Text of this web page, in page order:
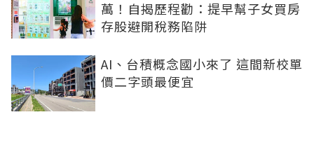
萬！自揭歷程勸：提早幫子女買房
存股避開稅務陷阱
AI、台積概念國小來了 這間新校單
價二字頭最便宜